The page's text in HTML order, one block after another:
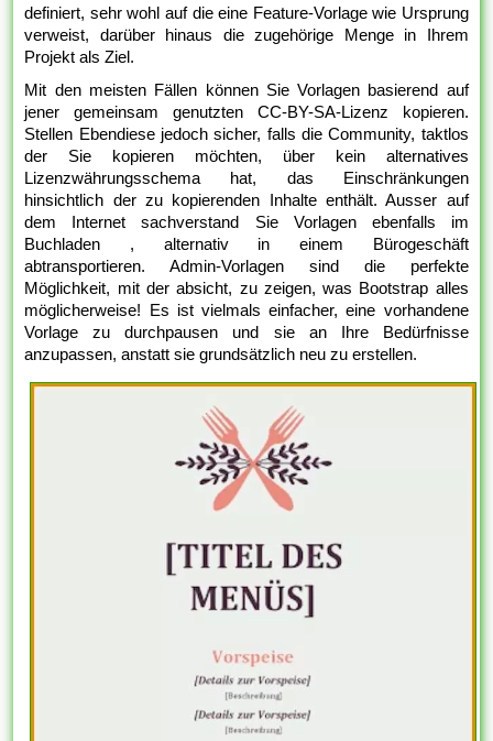
definiert, sehr wohl auf die eine Feature-Vorlage wie Ursprung
verweist, darüber hinaus die zugehörige Menge in Ihrem
Projekt als Ziel.
Mit den meisten Fällen können Sie Vorlagen basierend auf
jener gemeinsam genutzten CC-BY-SA-Lizenz kopieren.
Stellen Ebendiese jedoch sicher, falls die Community, taktlos
der Sie kopieren möchten, über kein alternatives
Lizenzwährungsschema hat, das Einschränkungen
hinsichtlich der zu kopierenden Inhalte enthält. Ausser auf
dem Internet sachverstand Sie Vorlagen ebenfalls im
Buchladen , alternativ in einem Bürogeschäft
abtransportieren. Admin-Vorlagen sind die perfekte
Möglichkeit, mit der absicht, zu zeigen, was Bootstrap alles
möglicherweise! Es ist vielmals einfacher, eine vorhandene
Vorlage zu durchpausen und sie an Ihre Bedürfnisse
anzupassen, anstatt sie grundsätzlich neu zu erstellen.